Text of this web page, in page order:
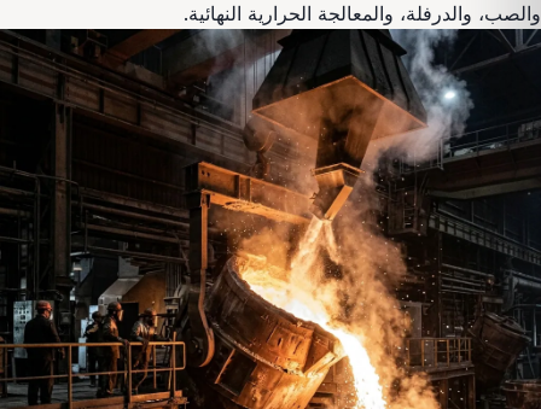
والصب، والدرفلة، والمعالجة الحرارية النهائية.